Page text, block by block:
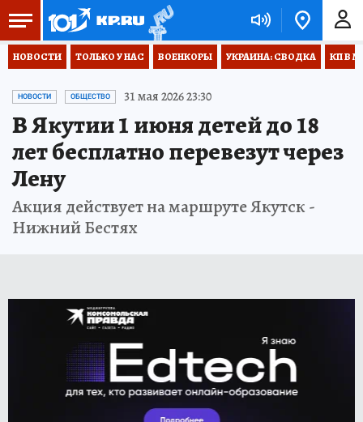
НОВОСТИ ТОЛЬКО У НАС ВОЕНКОРЫ УКРАИНА: СВОДКА КП В
НОВОСТИ ОБЩЕСТВО 31 мая 2026 23:30
В Якутии 1 июня детей до 18
лет бесплатно перевезут через
Лену
Акция действует на маршруте Якутск -
Нижний Бестях